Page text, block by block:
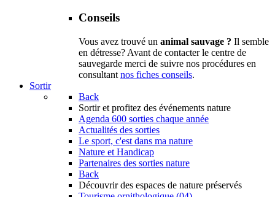
Conseils
Vous avez trouvé un animal sauvage ? Il semble
en détresse? Avant de contacter le centre de
sauvegarde merci de suivre nos procédures en
consultant nos fiches conseils.
Sortir
Back
Sortir et profitez des événements nature
Agenda 600 sorties chaque année
Actualités des sorties
Le sport, c'est dans ma nature
Nature et Handicap
Partenaires des sorties nature
Back
Découvrir des espaces de nature préservés